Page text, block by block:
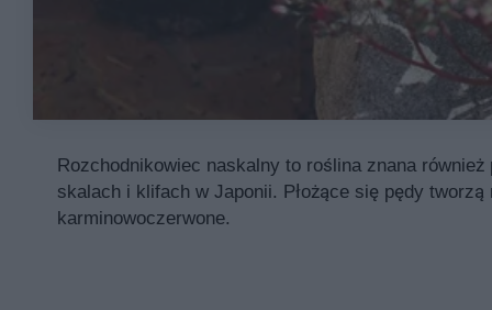
Rozchodnikowiec naskalny to roślina znana
skalach i klifach w Japonii. Płożące się pędy
karminowoczerwone.